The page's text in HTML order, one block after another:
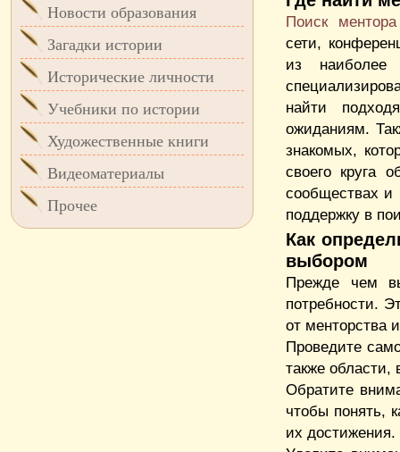
Поиск ментора
сети,
из наиболее
найти
ожиданиям.
знакомых,
своего круга
сообществах и
поддержку в
Как
выбором
Прежде чем
потребности.
от менторства
Проведите
также области,
Обратите
чтобы понять,
их достижения.
Новости образования
Загадки истории
Исторические личности
Учебники по истории
Художественные книги
Видеоматериалы
Прочее